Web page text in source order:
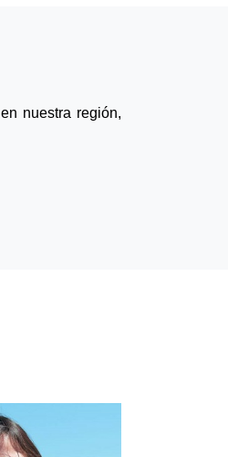
nuestra región,